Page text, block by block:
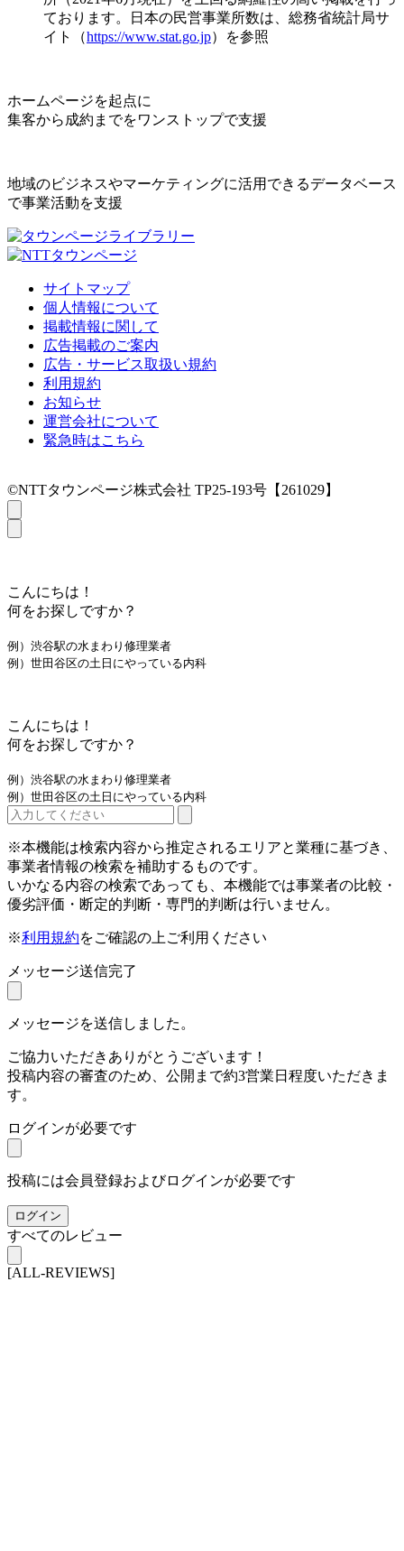
ております。日本の民営事業所数は、総務省統計局サ
イト（https://www.stat.go.jp）を参照
ホームページを起点に
集客から成約までをワンストップで支援
地域のビジネスやマーケティングに活用できるデータベース
で事業活動を支援
サイトマップ
個人情報について
掲載情報に関して
広告掲載のご案内
広告・サービス取扱い規約
利用規約
お知らせ
運営会社について
緊急時はこちら
©NTTタウンページ株式会社 TP25-193号【261029】
こんにちは！
何をお探しですか？
例）渋谷駅の水まわり修理業者
例）世田谷区の土日にやっている内科
こんにちは！
何をお探しですか？
例）渋谷駅の水まわり修理業者
例）世田谷区の土日にやっている内科
※本機能は検索内容から推定されるエリアと業種に基づき、
事業者情報の検索を補助するものです。
いかなる内容の検索であっても、本機能では事業者の比較・
優劣評価・断定的判断・専門的判断は行いません。
※利用規約をご確認の上ご利用ください
メッセージ送信完了
メッセージを送信しました。
ご協力いただきありがとうございます！
投稿内容の審査のため、公開まで約3営業日程度いただきま
す。
ログインが必要です
投稿には会員登録およびログインが必要です
ログイン
すべてのレビュー
[ALL-REVIEWS]